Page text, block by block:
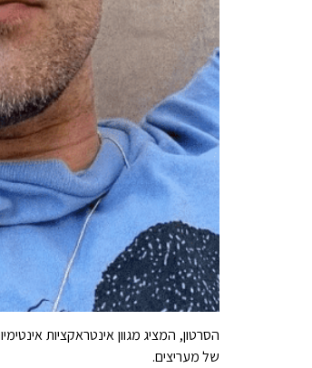
הסרטון, המציג מגוון אינטראקציות
של מעריצים.